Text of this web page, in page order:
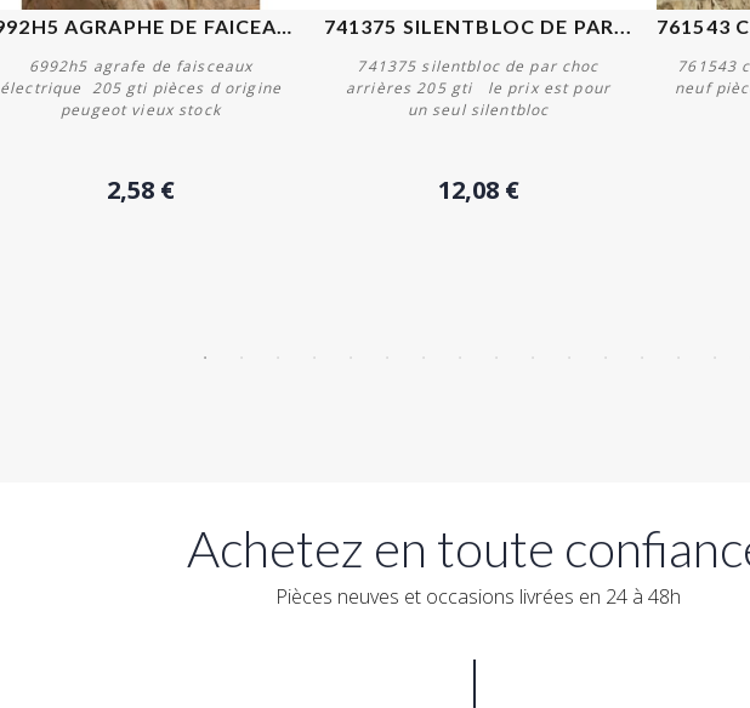
6992h5 agrafe de faisceaux
électrique 205 gti pièces d origine
peugeot vieux stock
2,58 €
741375 SILENTBLOC DE PAR...
741375 silentbloc de par choc
arrières 205 gti le prix est pour
un seul silentbloc
12,08 €
761543
neuf
Achetez en toute
Pièces neuves et occasions livrées en 24 à 48h